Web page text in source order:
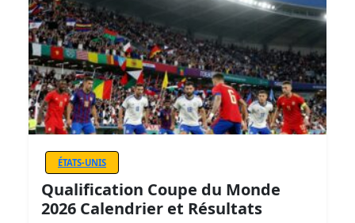
ÉTATS-UNIS
Qualification Coupe du Monde
2026 Calendrier et Résultats